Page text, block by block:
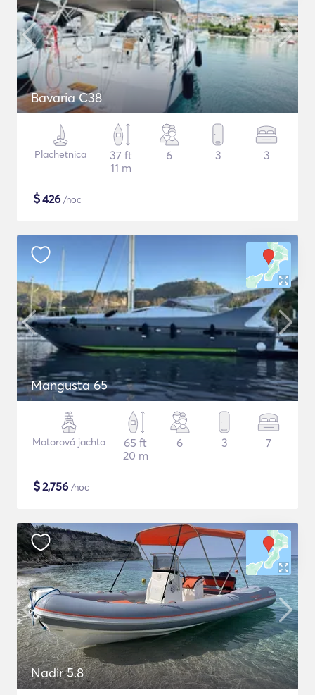
Bavaria C38
Plachetnica
37 ft
11 m
6 3 3
$426 /noc
Mangusta 65
Motorová jachta
65 ft
20 m
6 3 7
$2,756 /noc
Nadir 5.8